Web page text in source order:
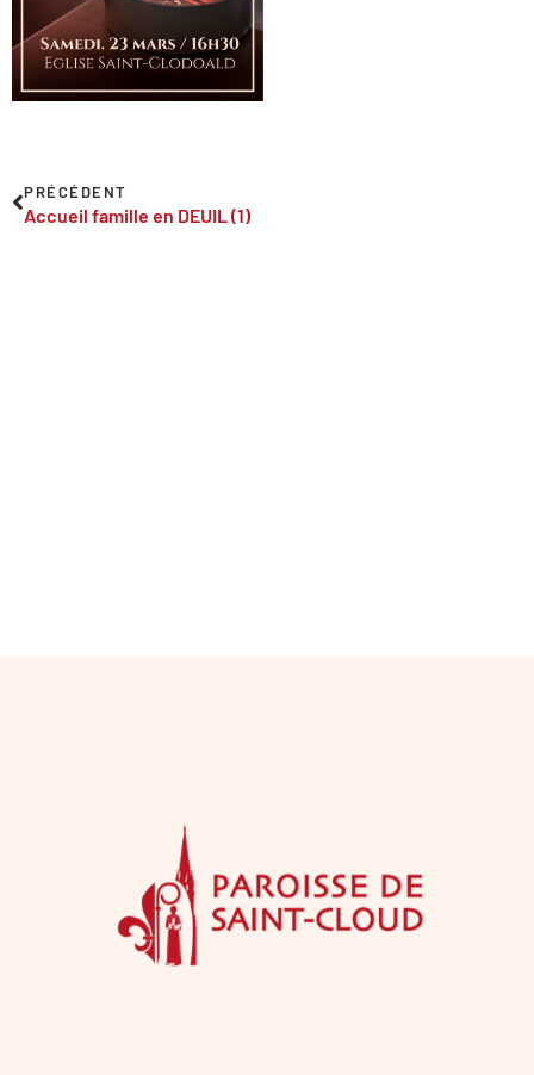
PRÉCÉDENT
Accueil famille en DEUIL (1)